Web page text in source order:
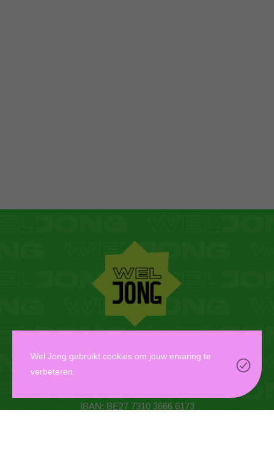
IBAN: BE27 7310 3666 6173
Wel Jong gebruikt cookies om jouw ervaring te
verbeteren.